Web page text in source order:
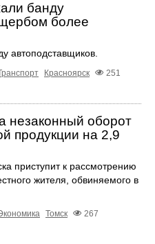
банду
более
автоподставщиков.
Красноярск
251
незаконный оборот
продукции на 2,9
приступит к рассмотрению
жителя, обвиняемого в
Томск
267